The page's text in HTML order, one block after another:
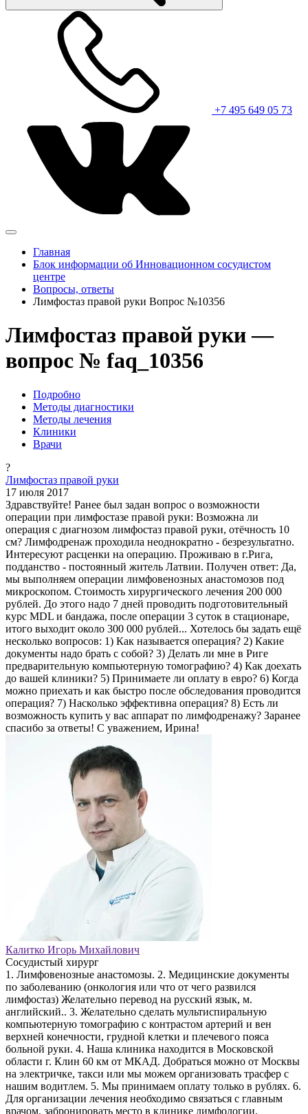
+7 495 649 05 73
Главная
Блок информации об Инновационном сосудистом
центре
Вопросы, ответы
Лимфостаз правой руки Вопрос №10356
Лимфостаз правой руки —
вопрос № faq_10356
Подробно
Методы диагностики
Методы лечения
Клиники
Врачи
?
Лимфостаз правой руки
17 июля 2017
Здравствуйте! Ранее был задан вопрос о возможности
операции при лимфостазе правой руки: Возможна ли
операция с диагнозом лимфостаз правой руки, отёчность 10
см? Лимфодренаж проходила неоднократно - безрезультатно.
Интересуют расценки на операцию. Проживаю в г.Рига,
подданство - постоянный житель Латвии. Получен ответ: Да,
мы выполняем операции лимфовенозных анастомозов под
микроскопом. Стоимость хирургического лечения 200 000
рублей. До этого надо 7 дней проводить подготовительный
курс MDL и бандажа, после операции 3 суток в стационаре,
итого выходит около 300 000 рублей... Хотелось бы задать ещё
несколько вопросов: 1) Как называется операция? 2) Какие
документы надо брать с собой? 3) Делать ли мне в Риге
предварительную компьютерную томографию? 4) Как доехать
до вашей клиники? 5) Принимаете ли оплату в евро? 6) Когда
можно приехать и как быстро после обследования проводится
операция? 7) Насколько эффективна операция? 8) Есть ли
возможность купить у вас аппарат по лимфодренажу? Заранее
спасибо за ответы! С уважением, Ирина!
Калитко Игорь Михайлович
Сосудистый хирург
1. Лимфовенозные анастомозы. 2. Медицинские документы
по заболеванию (онкология или что от чего развился
лимфостаз) Желательно перевод на русский язык, м.
английский.. 3. Желательно сделать мультиспиральную
компьютерную томографию с контрастом артерий и вен
верхней конечности, грудной клетки и плечевого пояса
больной руки. 4. Наша клиника находится в Московской
области г. Клин 60 км от МКАД. Добраться можно от Москвы
на электричке, такси или мы можем организовать трасфер с
нашим водитлем. 5. Мы принимаем оплату только в рублях. 6.
Для организации лечения необходимо связаться с главным
врачом, забронировать место в клинике лимфологии.